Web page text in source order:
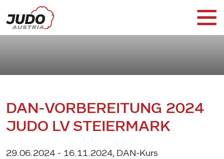
DAN-VORBEREITUNG 2024
JUDO LV STEIERMARK
29.06.2024 - 16.11.2024, DAN-Kurs